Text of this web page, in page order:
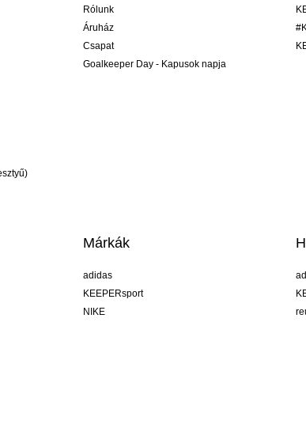
Rólunk
Áruház
Csapat
Goalkeeper Day - Kapusok napja
Márkák
adidas
KEEPERsport
NIKE